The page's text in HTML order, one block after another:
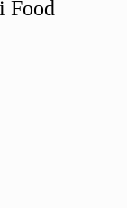
Food